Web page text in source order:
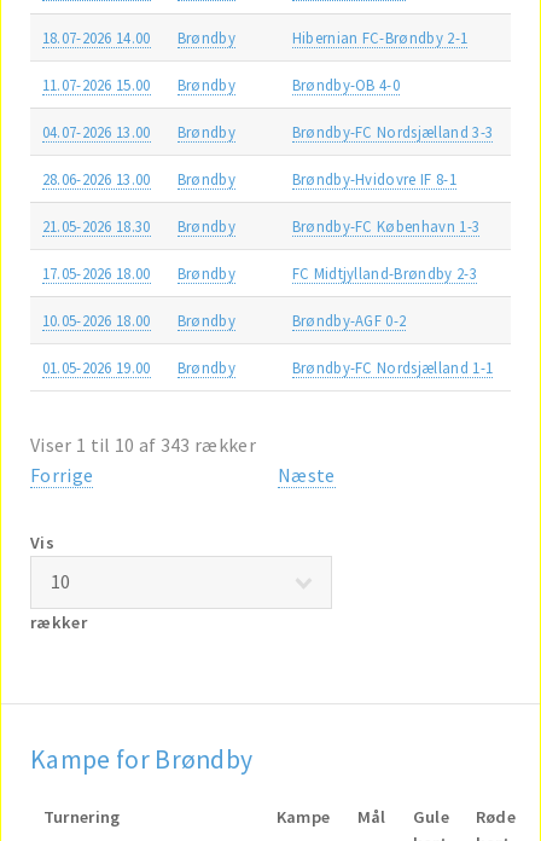
18.07-2026 14.00 Brøndby Hibernian FC-Brøndby 2-1
11.07-2026 15.00 Brøndby Brøndby-OB 4-0
04.07-2026 13.00 Brøndby Brøndby-FC Nordsjælland 3-3
28.06-2026 13.00 Brøndby Brøndby-Hvidovre IF 8-1
21.05-2026 18.30 Brøndby Brøndby-FC København 1-3
17.05-2026 18.00 Brøndby FC Midtjylland-Brøndby 2-3
10.05-2026 18.00 Brøndby Brøndby-AGF 0-2
01.05-2026 19.00 Brøndby Brøndby-FC Nordsjælland 1-1
Viser 1 til 10 af 343 rækker
Forrige
Næste
Vis
rækker
Kampe for Brøndby
Turnering Kampe Mål
Gule
Røde